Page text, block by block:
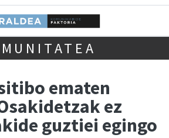
ematen
ez
guztiei egingo